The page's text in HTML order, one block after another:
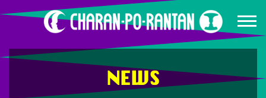
NEWS